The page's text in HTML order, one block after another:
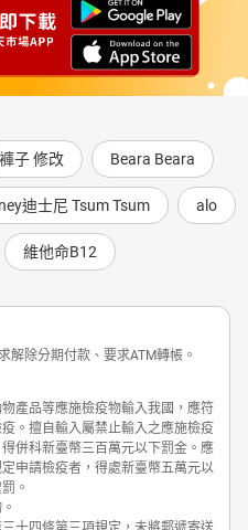
褲子 修改 Beara Beara
迪士尼 Tsum Tsum alo
維他命B12
解除分期付款、要求ATM轉帳。
產品等應施檢疫物輸入我國，應符
。擅自輸入屬禁止輸入之應施檢疫
併科新臺幣三百萬元以下罰金。應
申請檢疫者，得處新臺幣五萬元以
。